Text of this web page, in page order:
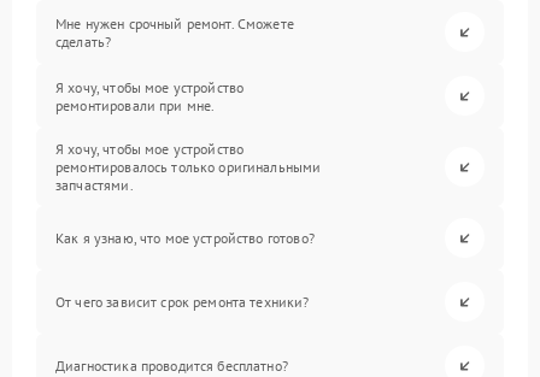
Мне нужен срочный ремонт. Сможете
сделать?
Я хочу, чтобы мое устройство
ремонтировали при мне.
Я хочу, чтобы мое устройство
ремонтировалось только оригинальными
запчастями.
Как я узнаю, что мое устройство готово?
От чего зависит срок ремонта техники?
Диагностика проводится бесплатно?